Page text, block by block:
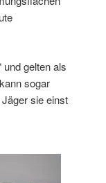
und gelten als
sogar
sie einst